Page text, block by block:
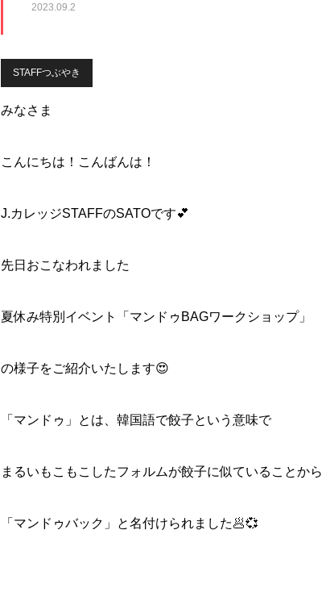
2023.09.2
STAFFつぶやき
みなさま
こんにちは！こんばんは！
J.カレッジSTAFFのSATOです💕
先日おこなわれました
夏休み特別イベント「マンドゥBAGワークショップ」
の様子をご紹介いたします😍
「マンドゥ」とは、韓国語で餃子という意味で
まるいもこもこしたフォルムが餃子に似ていることから
「マンドゥバック」と名付けられました🥟💞